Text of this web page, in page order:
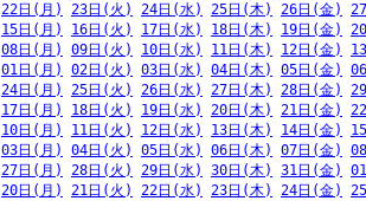
22日(月) 23日(火) 24日(水) 25日(木) 26日(金)
15日(月) 16日(火) 17日(水) 18日(木) 19日(金)
08日(月) 09日(火) 10日(水) 11日(木) 12日(金)
01日(月) 02日(火) 03日(水) 04日(木) 05日(金)
24日(月) 25日(火) 26日(水) 27日(木) 28日(金)
17日(月) 18日(火) 19日(水) 20日(木) 21日(金)
10日(月) 11日(火) 12日(水) 13日(木) 14日(金)
03日(月) 04日(火) 05日(水) 06日(木) 07日(金)
27日(月) 28日(火) 29日(水) 30日(木) 31日(金)
20日(月) 21日(火) 22日(水) 23日(木) 24日(金)